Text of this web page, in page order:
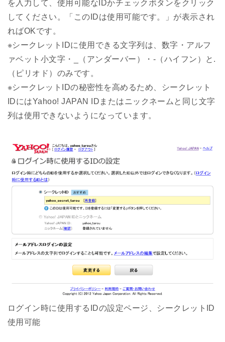
を入力して、使用可能なIDかチェックボタンをクリック
してください。「このIDは使用可能です。」が表示され
ればOKです。
※シークレットIDに使用できる文字列は、数字・アルフ
ァベット小文字・_（アンダーバー）・-（ハイフン）と.
（ピリオド）のみです。
※シークレットIDの秘密性を高めるため、シークレット
IDにはYahoo! JAPAN IDまたはニックネームと同じ文字
列は使用できないようになっています。
ログイン時に使用するIDの設定ページ、シークレットID
使用可能